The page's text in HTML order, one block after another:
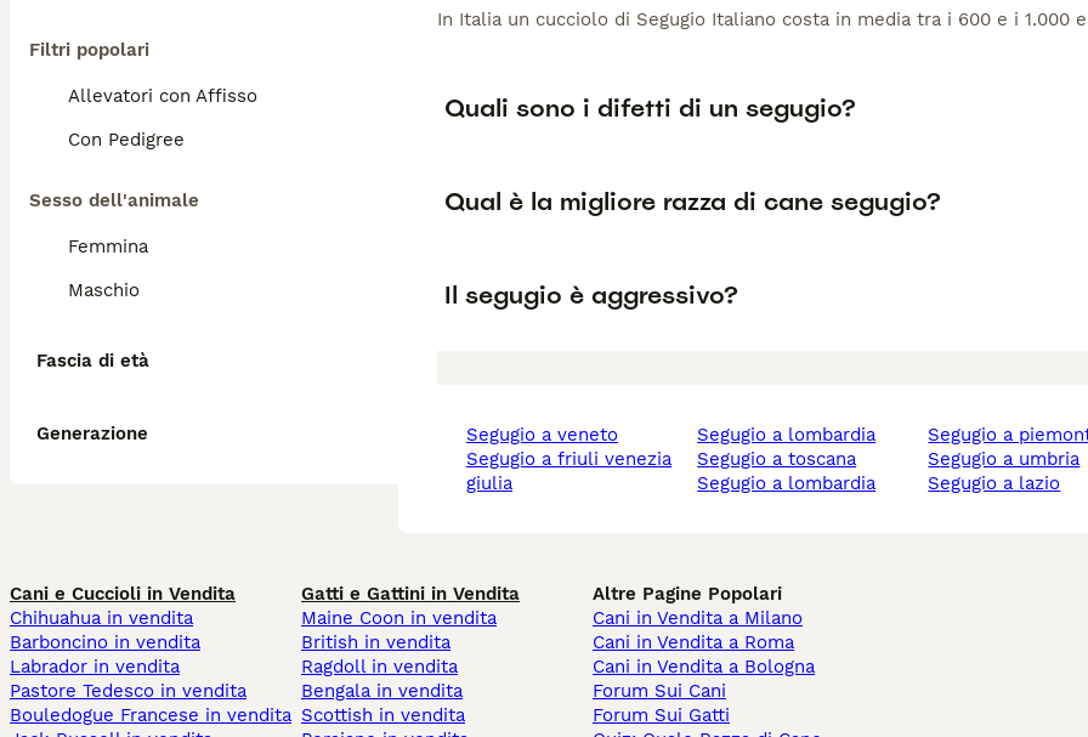
Filtri popolari
Allevatori con Affisso
Con Pedigree
Sesso dell'animale
Femmina
Maschio
Fascia di età
Generazione
In Italia un cucciolo di Segugio Italiano costa in media tra i 600 e i 1.000
Quali sono i difetti di un segugio?
Qual è la migliore razza di cane segugio?
Il segugio è aggressivo?
segugio a veneto
segugio a friuli venezia
giulia
segugio a lombardia
segugio a toscana
segugio a lombardia
segugio a
segugio a umbria
segugio a lazio
Cani e Cuccioli in Vendita
Chihuahua in vendita
Barboncino in vendita
Labrador in vendita
Pastore Tedesco in vendita
Bouledogue Francese in vendita
Gatti e Gattini in Vendita
Maine Coon in vendita
British in vendita
Ragdoll in vendita
Bengala in vendita
Scottish in vendita
Altre Pagine Popolari
Cani in Vendita a Milano
Cani in Vendita a Roma
Cani in Vendita a Bologna
Forum Sui Cani
Forum Sui Gatti